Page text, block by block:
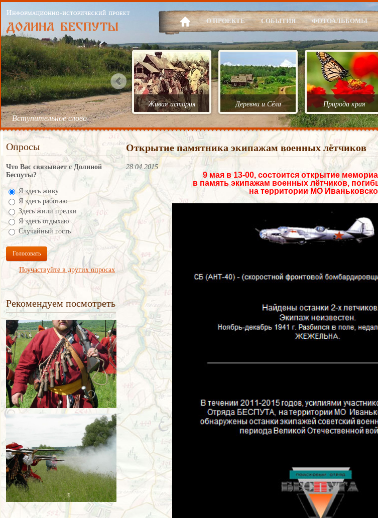
О ПРОЕКТЕ СОБЫТИЯ ФОТОАЛЬБОМЫ
Вступительное слово
Живая история Деревни и Сёла Природа края
Опросы
Что Вас связывает с Долиной
Беспуты?
Я здесь живу
Я здесь работаю
Здесь жили предки
Я здесь отдыхаю
Случайный гость
Голосовать
Поучаствуйте в других опросах
Рекомендуем посмотреть
Открытие памятника экипажам военных лётчиков
28.04.2015
9 мая в 13-00, состоится открытие
в память экипажам военных лётчиков,
на территории МО